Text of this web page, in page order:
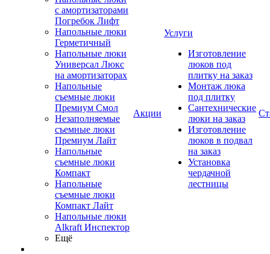
с амортизаторами
Погребок Лифт
Напольные люки
Герметичный
Напольные люки
Универсал Люкс
на амортизаторах
Напольные
съемные люки
Премиум Смол
Незаполняемые
съемные люки
Премиум Лайт
Напольные
съемные люки
Компакт
Напольные
съемные люки
Компакт Лайт
Напольные люки
Alkraft Инспектор
Ещё
Акции
Услуги
Изготовление
люков под
плитку на заказ
Монтаж люка
под плитку
Сантехнические
люки на заказ
Изготовление
люков в подвал
на заказ
Установка
чердачной
лестницы